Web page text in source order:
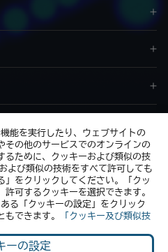
能を実行したり、ウェブサイトの
その他のサービスでのオンラインの
るために、クッキーおよび類似の技
よび類似の技術をすべて許可しても
」をクリックしてください。「クッ
可するクッキーを選択できます。
る「クッキーの設定」をクリック
できます。
「クッキー及び類似技
ーの設定